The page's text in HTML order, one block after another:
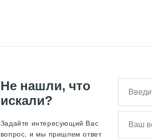
Не нашли, что
искали?
Задайте интересующий Вас
вопрос, и мы пришлем ответ